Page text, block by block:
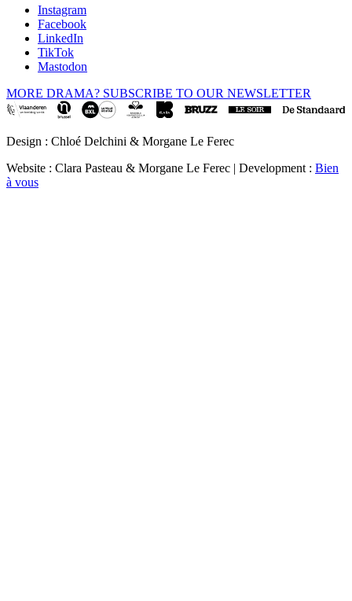
Instagram
Facebook
LinkedIn
TikTok
Mastodon
MORE DRAMA? SUBSCRIBE TO OUR NEWSLETTER
Design : Chloé Delchini & Morgane Le Ferec
Website : Clara Pasteau & Morgane Le Ferec | Development : Bien
à vous